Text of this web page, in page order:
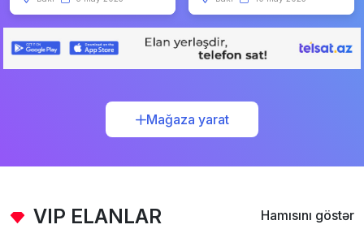
Mağaza yarat
VIP ELANLAR Hamısını göstər